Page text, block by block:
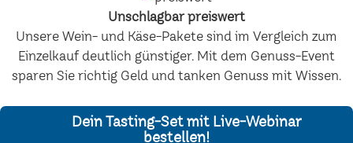
Unschlagbar preiswert
Unsere Wein- und Käse-Pakete sind im Vergleich zum
Einzelkauf deutlich günstiger. Mit dem Genuss-Event
sparen Sie richtig Geld und tanken Genuss mit Wissen.
Dein Tasting-Set mit Live-Webinar
bestellen!